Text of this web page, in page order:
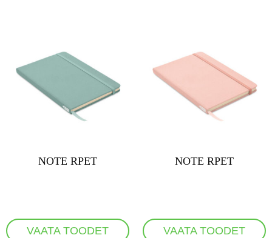
NOTE RPET
VAATA TOODET
NOTE RPET
VAATA TOODET